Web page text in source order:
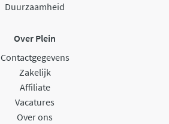
Duurzaamheid
Over Plein
Contactgegevens
Zakelijk
Affiliate
Vacatures
Over ons